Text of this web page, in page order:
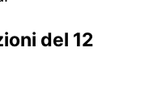
del 12